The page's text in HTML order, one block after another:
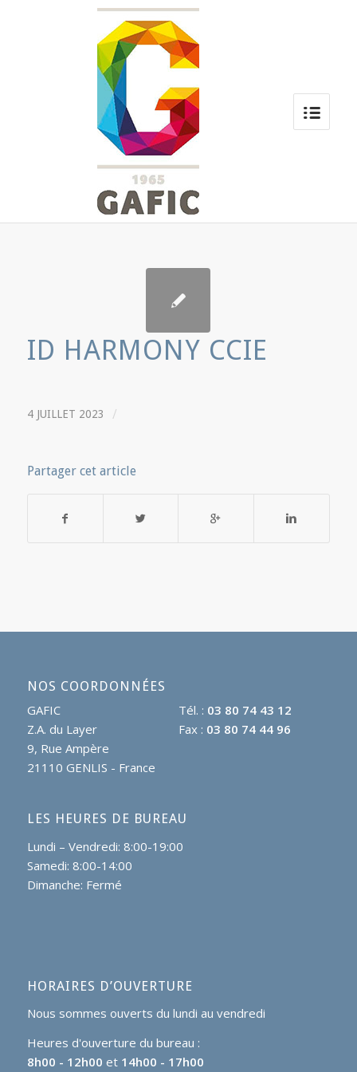
ID HARMONY CCIE
4 JUILLET 2023 /
Partager cet article
NOS COORDONNÉES
GAFIC
Z.A. du Layer
9, Rue Ampère
21110 GENLIS - France
Tél. : 03 80 74 43 12
Fax : 03 80 74 44 96
LES HEURES DE BUREAU
Lundi – Vendredi: 8:00-19:00
Samedi: 8:00-14:00
Dimanche: Fermé
HORAIRES D’OUVERTURE
Nous sommes ouverts du lundi au vendredi
Heures d'ouverture du bureau :
8h00 - 12h00 et 14h00 - 17h00